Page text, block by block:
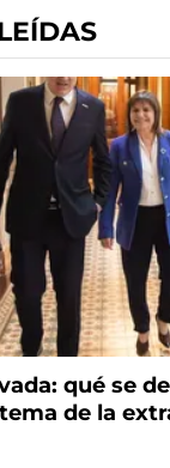
qué se
de la